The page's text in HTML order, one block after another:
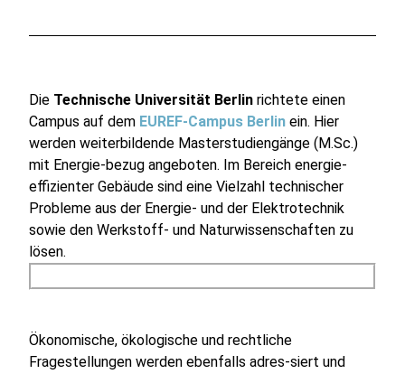
Die Technische Universität Berlin richtete einen
Campus auf dem EUREF-Campus Berlin ein. Hier
werden weiterbildende Masterstudiengänge (M.Sc.)
mit Energie-bezug angeboten. Im Bereich energie-
effizienter Gebäude sind eine Vielzahl technischer
Probleme aus der Energie- und der Elektrotechnik
sowie den Werkstoff- und Naturwissenschaften zu
lösen.
Ökonomische, ökologische und rechtliche
Fragestellungen werden ebenfalls adres-siert und